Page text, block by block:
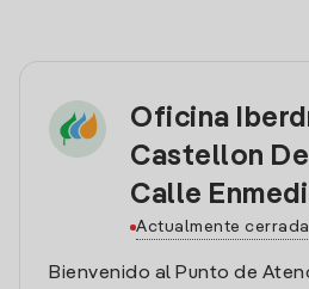
Oficina
Castellon
Calle
Actualmente cerrada
Bienvenido al Punto de